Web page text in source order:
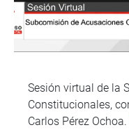
Sesión virtual de la
Constitucionales,
Carlos Pérez Ochoa.